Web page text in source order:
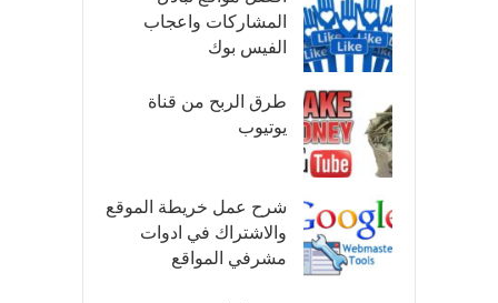
المشاركات واعجاب
الفيس بوك
طرق الربح من قناة
يوتيوب
شرح عمل خريطة الموقع
والاشتراك في ادوات
مشرفي المواقع